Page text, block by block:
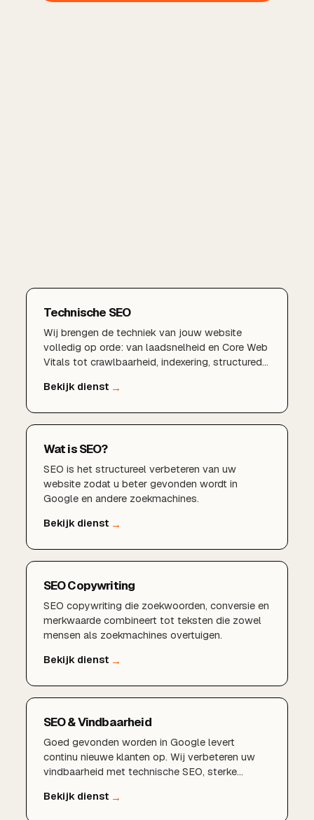
Technische SEO
Wij brengen de techniek van jouw website
volledig op orde: van laadsnelheid en Core Web
Vitals tot crawlbaarheid, indexering, structured
fundament waarop al je andere SEO-
Wat is SEO?
SEO is het structureel verbeteren van uw
website zodat u beter gevonden wordt in
Google en andere zoekmachines.
SEO Copywriting
SEO copywriting die zoekwoorden, conversie en
merkwaarde combineert tot teksten die zowel
mensen als zoekmachines overtuigen.
SEO & Vindbaarheid
Goed gevonden worden in Google levert
continu nieuwe klanten op. Wij verbeteren uw
vindbaarheid met technische SEO, sterke